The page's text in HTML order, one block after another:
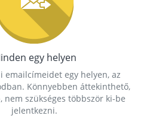
egy helyen
emailcímeidet egy helyen, az
Könnyebben áttekinthető,
nem szükséges többször ki-be
jelentkezni.